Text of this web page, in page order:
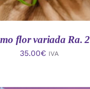
flor variada Ra. 2
35.00€ IVA